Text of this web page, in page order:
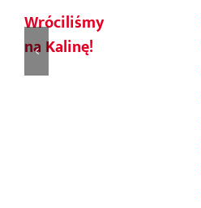
Wróciliśmy
na Kalinę!